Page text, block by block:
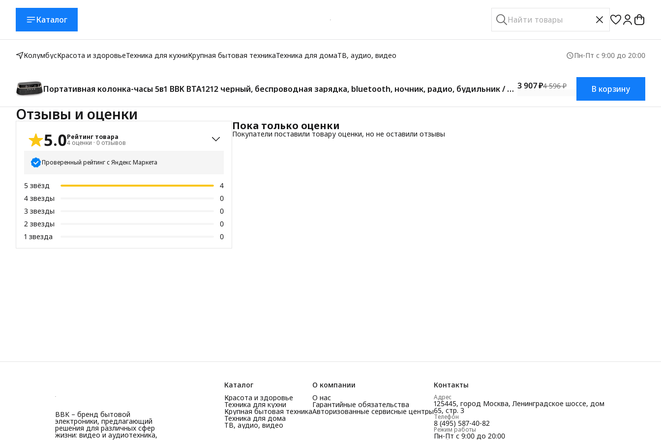
Каталог
КолумбусКрасота и здоровьеТехника для кухниКрупная бытовая техникаТехника для домаТВ, аудио, видео Пн-Пт с 9:00 до 20:00
Портативная колонка-часы 5в1 BBK BTA1212 черный, беспроводная зарядка, bluetooth, ночник, радио, будильник / хо 3 907 ₽4 596 ₽ В корзину
Отзывы и оценки
5.0Рейтинг товара
4 оценки · 0 отзывов
Проверенный рейтинг с Яндекс Маркета
5 звёзд
4
4 звезды
0
3 звезды
0
2 звезды
0
1 звезда 0
Пока только оценки
Покупатели поставили товару оценки, но не оставили отзывы
BBK – бренд бытовой
электроники, предлагающий
решения для различных сфер
жизни: видео и аудиотехника,
Каталог
Красота и здоровье
Техника для кухни
Крупная бытовая техника
Техника для дома
ТВ, аудио, видео
О компании
О нас
Гарантийные обязательства
Авторизованные сервисные центры
Контакты
Адрес
125445, город Москва, Ленинградское шоссе, дом
65, стр. 3
Телефон
8 (495) 587-40-82
Режим работы
Пн-Пт с 9:00 до 20:00